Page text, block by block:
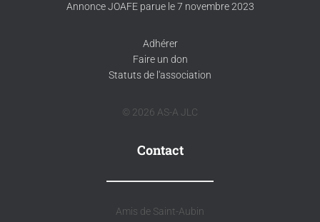
Annonce JOAFE parue le 7 novembre 2023
Adhérer
Faire un don
Statuts de l'association
© 2026 AS-A JLC
Contact
Amis de Saint-Aubin